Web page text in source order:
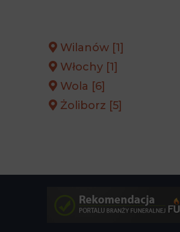
Wilanów [1]
Włochy [1]
Wola [6]
Żoliborz [5]